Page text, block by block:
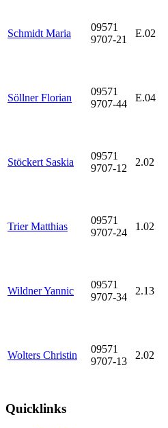
Schmidt Maria
09571
9707-21
E.02
Söllner Florian
09571
9707-44
E.04
Stöckert Saskia
09571
9707-12
2.02
Trier Matthias
09571
9707-24
1.02
Wildner Yannic
09571
9707-34
2.13
Wolters Christin
09571
9707-13
2.02
Quicklinks